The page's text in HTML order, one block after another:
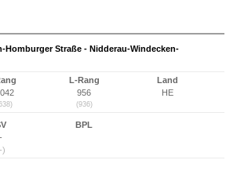
Homburger Straße - Nidderau-Windecken-
L-Rang
956
(936)
Land
HE
-
)
BPL